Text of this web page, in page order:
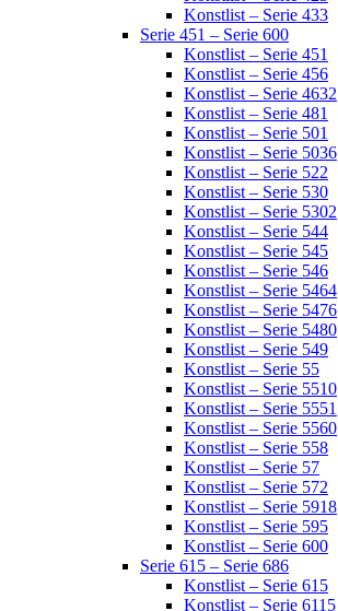
Konstlist – Serie 433
Serie 451 – Serie 600
Konstlist – Serie 451
Konstlist – Serie 456
Konstlist – Serie 4632
Konstlist – Serie 481
Konstlist – Serie 501
Konstlist – Serie 5036
Konstlist – Serie 522
Konstlist – Serie 530
Konstlist – Serie 5302
Konstlist – Serie 544
Konstlist – Serie 545
Konstlist – Serie 546
Konstlist – Serie 5464
Konstlist – Serie 5476
Konstlist – Serie 5480
Konstlist – Serie 549
Konstlist – Serie 55
Konstlist – Serie 5510
Konstlist – Serie 5551
Konstlist – Serie 5560
Konstlist – Serie 558
Konstlist – Serie 57
Konstlist – Serie 572
Konstlist – Serie 5918
Konstlist – Serie 595
Konstlist – Serie 600
Serie 615 – Serie 686
Konstlist – Serie 615
Konstlist – Serie 6115